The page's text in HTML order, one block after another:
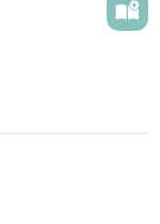
う微笑んだ。
な女子中学生
守護者たち